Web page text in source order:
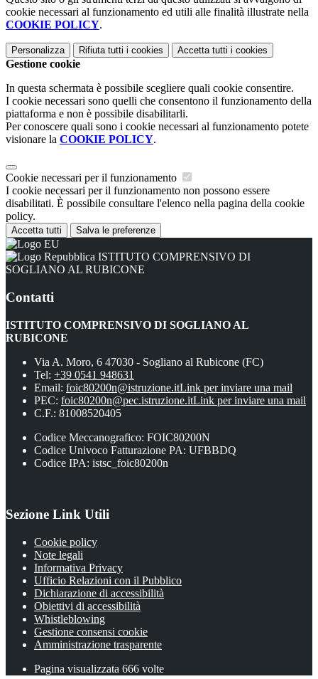
cookie necessari al funzionamento ed utili alle finalità illustrate nella
COOKIE POLICY.
Personalizza Rifiuta tutti i cookies Accetta tutti i cookies
Gestione cookie
In questa schermata è possibile scegliere quali cookie consentire.
I cookie necessari sono quelli che consentono il funzionamento della
piattaforma e non è possibile disabilitarli.
Per conoscere quali sono i cookie necessari al funzionamento potete
visionare la COOKIE POLICY.
Cookie necessari per il funzionamento
I cookie necessari per il funzionamento non possono essere
disabilitati. È possibile consultare l'elenco nella pagina della cookie
policy.
Accetta tutti Salva le preferenze
ISTITUTO COMPRENSIVO DI
SOGLIANO AL RUBICONE
Contatti
ISTITUTO COMPRENSIVO DI SOGLIANO AL
RUBICONE
Via A. Moro, 6 47030 - Sogliano al Rubicone (FC)
Tel: +39 0541 948631
Email: foic80200n@istruzione.itLink per inviare una mail
PEC: foic80200n@pec.istruzione.itLink per inviare una mail
C.F.: 81008520405
Codice Meccanografico: FOIC80200N
Codice Univoco Fatturazione PA: UFBBDQ
Codice IPA: istsc_foic80200n
Sezione Link Utili
Cookie policy
Note legali
Informativa Privacy
Ufficio Relazioni con il Pubblico
Dichiarazione di accessibilità
Obiettivi di accessibilità
Whistleblowing
Gestione consensi cookie
Amministrazione trasparente
Pagina visualizzata 666 volte